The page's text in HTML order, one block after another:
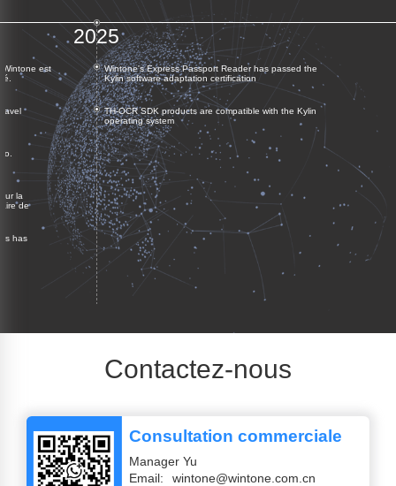
est
la
de
has
2025
Wintone's Express Passport Reader has passed the
Kylin software adaptation certification
TH-OCR SDK products are compatible with the Kylin
operating system
Contactez-nous
Consultation commerciale
Manager Yu
Email:
wintone@wintone.com.cn